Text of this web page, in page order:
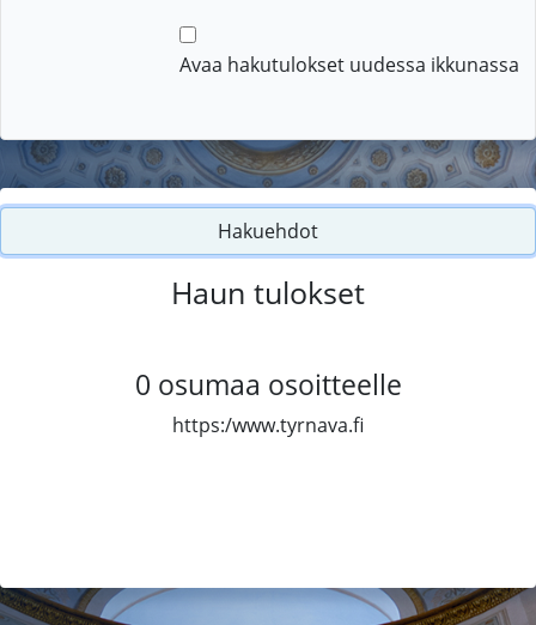
Avaa hakutulokset uudessa ikkunassa
Hakuehdot
Haun tulokset
0 osumaa osoitteelle
https:/www.tyrnava.fi